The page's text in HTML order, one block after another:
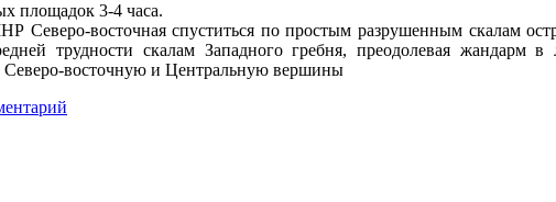
площадок 3-4 часа.
Северо-восточная спуститься по простым разрушенным скалам
трудности скалам Западного гребня, преодолевая
восточную и Центральную вершины